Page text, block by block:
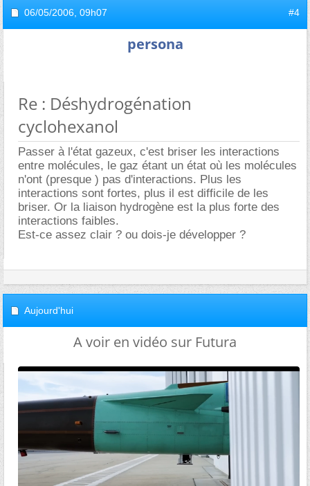
06/05/2006, 09h07 #4
persona
Re : Déshydrogénation
cyclohexanol
Passer à l'état gazeux, c'est briser les interactions
entre molécules, le gaz étant un état où les molécules
n'ont (presque ) pas d'interactions. Plus les
interactions sont fortes, plus il est difficile de les
briser. Or la liaison hydrogène est la plus forte des
interactions faibles.
Est-ce assez clair ? ou dois-je développer ?
Aujourd'hui
A voir en vidéo sur Futura